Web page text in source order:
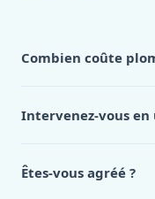
Combien coûte
Letterhoutem,
Intervenez-vous
Êtes-vous agréé ?